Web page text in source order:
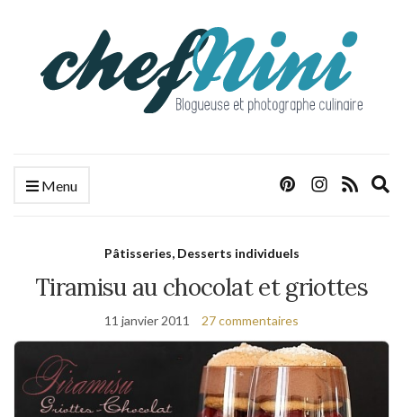
Menu
Pâtisseries, Desserts individuels
Tiramisu au chocolat et griottes
11 janvier 2011 27 commentaires